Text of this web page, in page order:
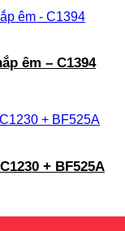
êm – C1394
+ BF525A